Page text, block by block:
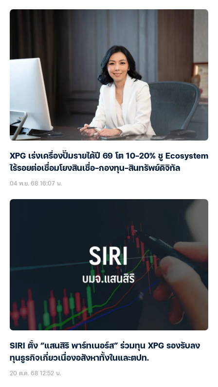
XPG เร่งเครื่องปั๊มรายได้ปี 69 โต 10-20% ชู Ecosystem
ไร้รอยต่อเชื่อมโยงสินเชื่อ-กองทุน-สินทรัพย์ดิจิทัล
04 พ.ย. 68 16:07 น.
SIRI ตั้ง “แสนสิริ พาร์ทเนอร์ส” ร่วมทุน XPG รองรับลง
ทุนธูรกิจเกี่ยวเนื่องอสังหาทั้งในและตปท.
20 ต.ค. 68 12:52 น.